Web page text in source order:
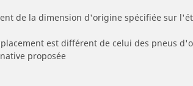
de la dimension d'origine spécifiée sur
est différent de celui des pneus
proposée